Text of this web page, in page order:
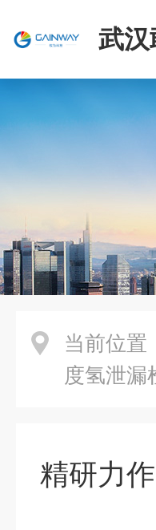
武汉
当前位置
度氢泄漏
精研力